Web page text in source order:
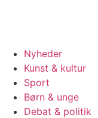
Nyheder
Kunst & kultur
Sport
Børn & unge
Debat & politik